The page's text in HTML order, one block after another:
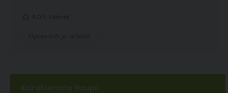
Koirahieronta Haupii